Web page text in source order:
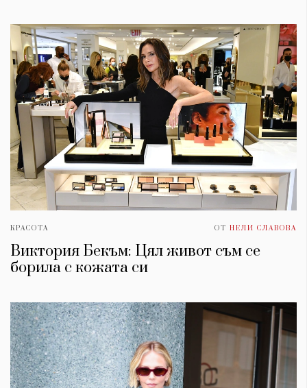
КРАСОТА ОТ НЕЛИ СЛАВОВА
Виктория Бекъм: Цял живот съм се
борила с кожата си